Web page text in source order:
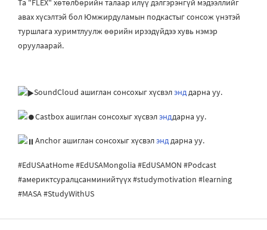
Та "FLEX" хөтөлбөрийн талаар илүү дэлгэрэнгүй мэдээллийг
авах хүсэлтэй бол Юмжирдуламын подкастыг сонсож үнэтэй
туршлага хуримтлуулж өөрийн ирээдүйдээ хувь нэмэр
оруулаарай.
SoundCloud ашиглан сонсохыг хүсвэлэнддарна уу.
Castbox ашиглан сонсохыг хүсвэлэнддарна уу.
Anchor ашиглан сонсохыг хүсвэлэнддарна уу.
#EdUSAatHome #EdUSAMongolia #EdUSAMON #Podcast
#америктсуралцсанминийтүүх #studymotivation #learning
#MASA #StudyWithUS